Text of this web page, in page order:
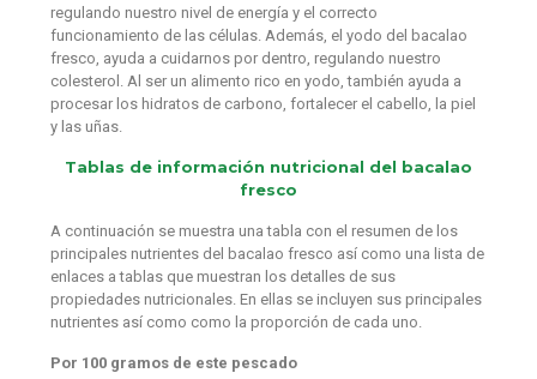
regulando nuestro nivel de energía y el correcto
funcionamiento de las células. Además, el yodo del bacalao
fresco, ayuda a cuidarnos por dentro, regulando nuestro
colesterol. Al ser un alimento rico en yodo, también ayuda a
procesar los hidratos de carbono, fortalecer el cabello, la piel
y las uñas.
Tablas de información nutricional del bacalao
fresco
A continuación se muestra una tabla con el resumen de los
principales nutrientes del bacalao fresco así como una lista de
enlaces a tablas que muestran los detalles de sus
propiedades nutricionales. En ellas se incluyen sus principales
nutrientes así como como la proporción de cada uno.
Por 100 gramos de este pescado